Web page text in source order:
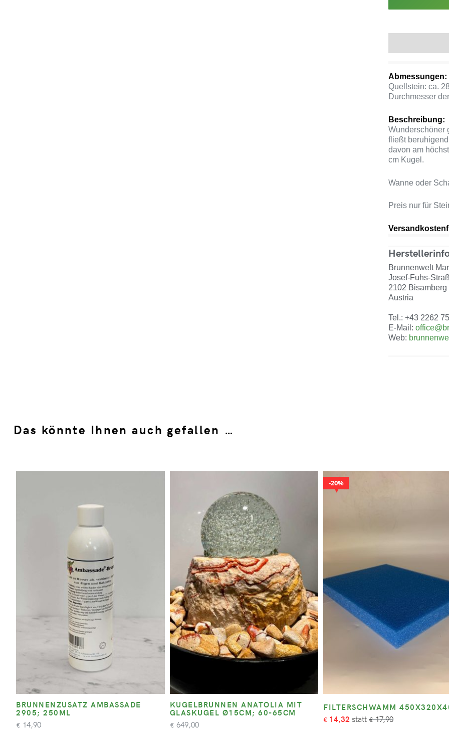
Abmessungen:
Quellstein: ca.
Durchmesser
Beschreibung:
Wunderschöner
fließt
davon am
cm Kugel.
Wanne oder
Preis nur für
Brunnenwelt
Josef-Fuhs-
2102 Bisamberg
Austria
Tel.: +43 2262
E-Mail:
Web:
Das könnte Ihnen auch gefallen …
BRUNNENZUSATZ AMBASSADE
2905; 250ML
€ 14,90
KUGELBRUNNEN ANATOLIA MIT
GLASKUGEL Ø15CM; 60-65CM
€ 649,00
20%
FILTERSCHWAMM
€ 14,32 €17,90